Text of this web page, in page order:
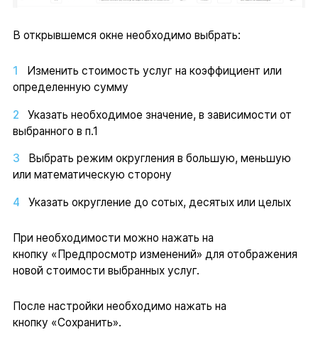
В открывшемся окне необходимо выбрать:
Изменить стоимость услуг на коэффициент или
определенную сумму
Указать необходимое значение, в зависимости от
выбранного в п.1
Выбрать режим округления в большую, меньшую
или математическую сторону
Указать округление до сотых, десятых или целых
При необходимости можно нажать на
кнопку «Предпросмотр изменений» для отображения
новой стоимости выбранных услуг.
После настройки необходимо нажать на
кнопку «Сохранить».